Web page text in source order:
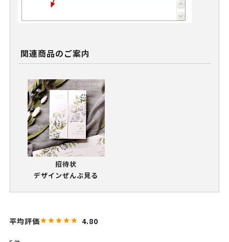
関連商品のご案内
招待状
デザインぜんぶ見る
4.80